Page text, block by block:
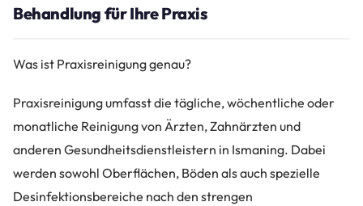
Behandlung für Ihre Praxis
Was ist Praxisreinigung genau?
Praxisreinigung umfasst die tägliche, wöchentliche oder
monatliche Reinigung von Ärzten, Zahnärzten und
anderen Gesundheitsdienstleistern in Ismaning. Dabei
werden sowohl Oberflächen, Böden als auch spezielle
Desinfektionsbereiche nach den strengen